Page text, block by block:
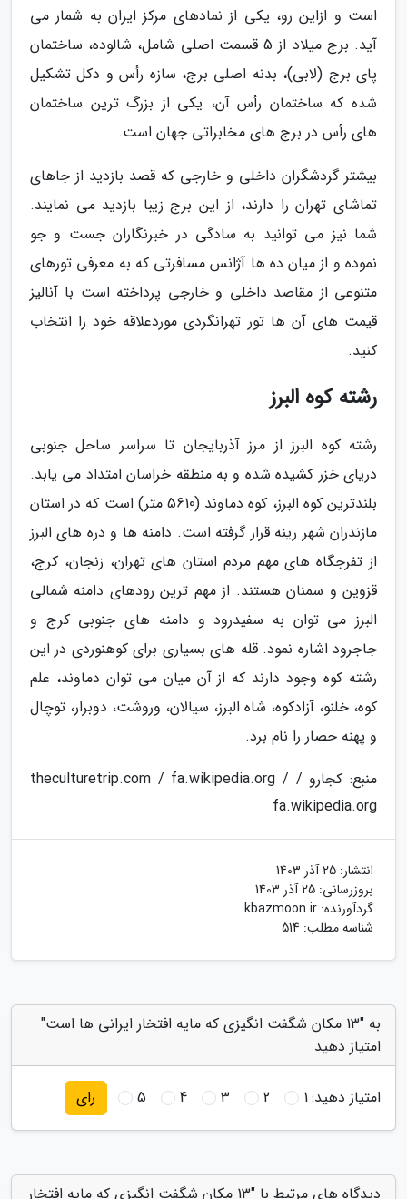
است و ازاین رو، یکی از نمادهای مرکز ایران به شمار می
آید. برج میلاد از 5 قسمت اصلی شامل، شالوده، ساختمان
پای برج (لابی)، بدنه اصلی برج، سازه رأس و دکل تشکیل
شده که ساختمان رأس آن، یکی از بزرگ ترین ساختمان
های رأس در برج های مخابراتی جهان است.
بیشتر گردشگران داخلی و خارجی که قصد بازدید از جاهای
تماشای تهران را دارند، از این برج زیبا بازدید می نمایند.
شما نیز می توانید به سادگی در خبرنگاران جست و جو
نموده و از میان ده ها آژانس مسافرتی که به معرفی تورهای
متنوعی از مقاصد داخلی و خارجی پرداخته است با آنالیز
قیمت های آن ها تور تهرانگردی موردعلاقه خود را انتخاب
کنید.
رشته کوه البرز
رشته کوه البرز از مرز آذربایجان تا سراسر ساحل جنوبی
دریای خزر کشیده شده و به منطقه خراسان امتداد می یابد.
بلندترین کوه البرز، کوه دماوند (5610 متر) است که در استان
مازندران شهر رینه قرار گرفته است. دامنه ها و دره های البرز
از تفرجگاه های مهم مردم استان های تهران، زنجان، کرج،
قزوین و سمنان هستند. از مهم ترین رودهای دامنه شمالی
البرز می توان به سفیدرود و دامنه های جنوبی کرج و
جاجرود اشاره نمود. قله های بسیاری برای کوهنوردی در این
رشته کوه وجود دارند که از آن میان می توان دماوند، علم
کوه، خلنو، آزادکوه، شاه البرز، سیالان، وروشت، دوبرار، توچال
و پهنه حصار را نام برد.
منبع: کجارو / theculturetrip.com / fa.wikipedia.org /
fa.wikipedia.org
انتشار: 25 آذر 1403
بروزرسانی: 25 آذر 1403
گردآورنده: kbazmoon.ir
شناسه مطلب: 514
به "13 مکان شگفت انگیزی که مایه افتخار ایرانی ها است"
امتیاز دهید
امتیاز دهید:1
2
3
4
5 رای
دیدگاه های مرتبط با "13 مکان شگفت انگیزی که مایه افتخار